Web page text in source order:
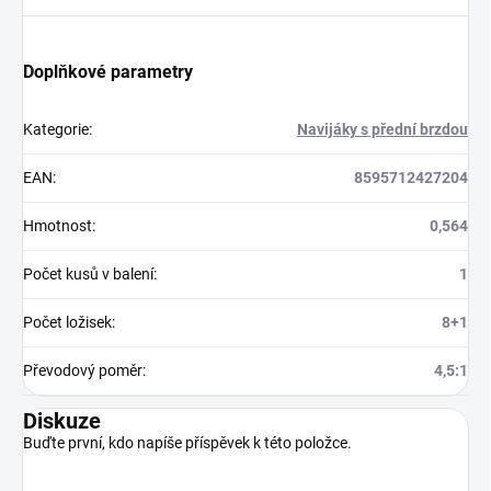
Doplňkové parametry
Kategorie: Navijáky s přední brzdou
EAN: 8595712427204
Hmotnost: 0,564
Počet kusů v balení: 1
Počet ložisek: 8+1
Převodový poměr: 4,5:1
Diskuze
Buďte první, kdo napíše příspěvek k této položce.